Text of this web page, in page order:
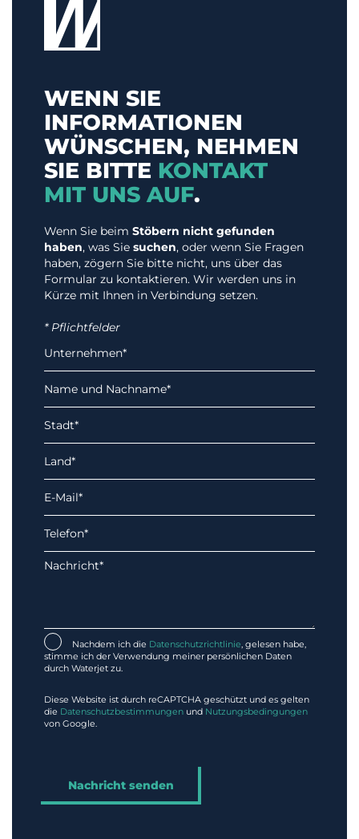
WENN SIE
INFORMATIONEN
WÜNSCHEN, NEHMEN
SIE BITTE KONTAKT
MIT UNS AUF.
Wenn Sie beim Stöbern nicht gefunden
haben, was Sie suchen, oder wenn Sie Fragen
haben, zögern Sie bitte nicht, uns über das
Formular zu kontaktieren. Wir werden uns in
Kürze mit Ihnen in Verbindung setzen.
* Pflichtfelder
Nachdem ich die Datenschutzrichtlinie, gelesen habe,
stimme ich der Verwendung meiner persönlichen Daten
durch Waterjet zu.
Diese Website ist durch reCAPTCHA geschützt und es gelten
die Datenschutzbestimmungen und Nutzungsbedingungen
von Google.